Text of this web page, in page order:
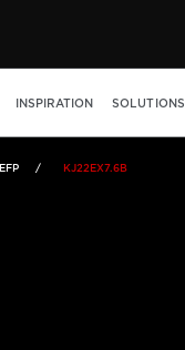
INSPIRATION SOLUTIONS
KJ22EX7.6B